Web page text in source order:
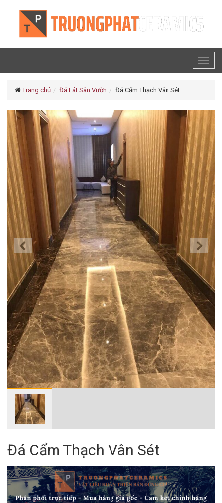
Trang chủ Đá Lát Sân Vườn Đá Cẩm Thạch Vân Sét
Đá Cẩm Thạch Vân Sét